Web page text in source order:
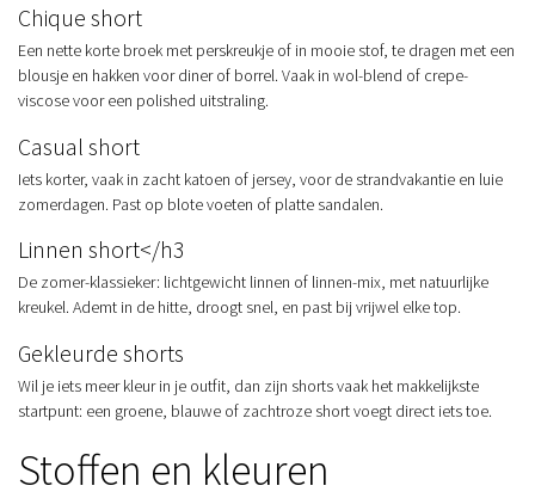
Chique short
Een nette korte broek met perskreukje of in mooie stof, te dragen met een
blousje en hakken voor diner of borrel. Vaak in wol-blend of crepe-
viscose voor een polished uitstraling.
Casual short
Iets korter, vaak in zacht katoen of jersey, voor de strandvakantie en luie
zomerdagen. Past op blote voeten of platte sandalen.
Linnen short</h3
De zomer-klassieker: lichtgewicht linnen of linnen-mix, met natuurlijke
kreukel. Ademt in de hitte, droogt snel, en past bij vrijwel elke top.
Gekleurde shorts
Wil je iets meer kleur in je outfit, dan zijn shorts vaak het makkelijkste
startpunt: een groene, blauwe of zachtroze short voegt direct iets toe.
Stoffen en kleuren